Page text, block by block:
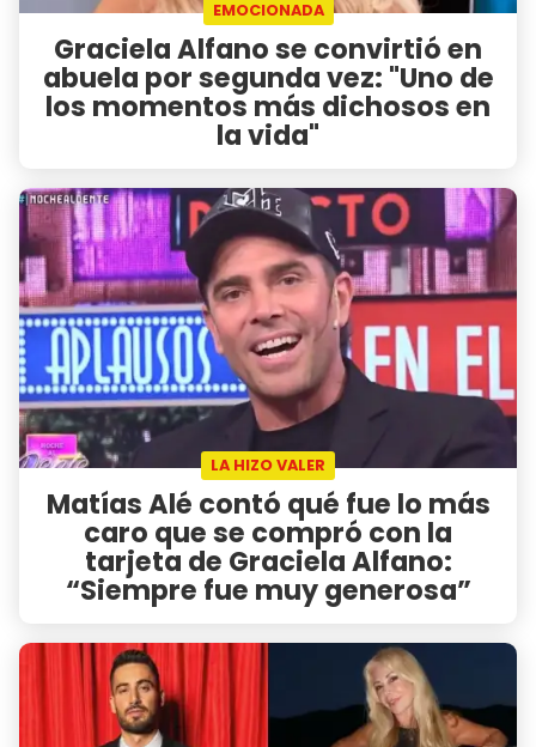
EMOCIONADA
Graciela Alfano se convirtió en
abuela por segunda vez: "Uno de
los momentos más dichosos en
la vida"
LA HIZO VALER
Matías Alé contó qué fue lo más
caro que se compró con la
tarjeta de Graciela Alfano:
“Siempre fue muy generosa”